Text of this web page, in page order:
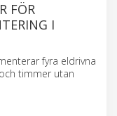
FÖR
I
fyra eldrivna
timmer utan